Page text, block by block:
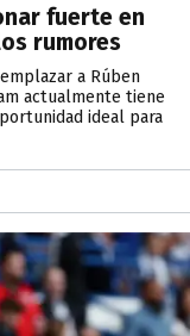
fuerte en
rumores
a Rúben
actualmente tiene
ideal para